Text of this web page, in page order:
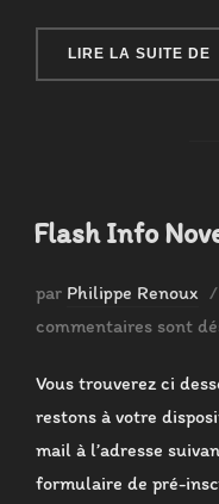
LIRE LA SUITE DE
Flash Info
par Philippe Renoux
commentaires sont
Vous trouverez ci
restons à votre
mail à l’adresse
formulaire de pré-